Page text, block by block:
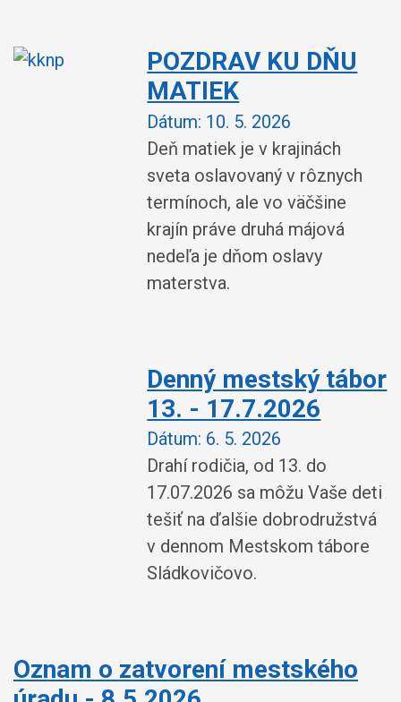
POZDRAV KU DŇU
MATIEK
Dátum: 10. 5. 2026
Deň matiek je v krajinách
sveta oslavovaný v rôznych
termínoch, ale vo väčšine
krajín práve druhá májová
nedeľa je dňom oslavy
materstva.
Denný mestský tábor
13. - 17.7.2026
Dátum: 6. 5. 2026
Drahí rodičia, od 13. do
17.07.2026 sa môžu Vaše deti
tešiť na ďalšie dobrodružstvá
v dennom Mestskom tábore
Sládkovičovo.
Oznam o zatvorení mestského